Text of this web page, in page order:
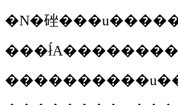
�N�䂳��
���������